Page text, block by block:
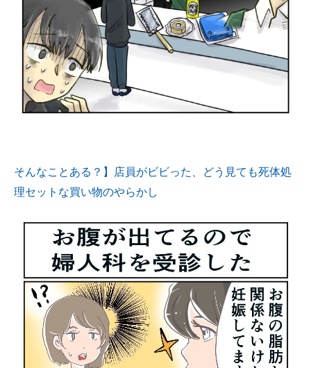
そんなことある？】店員がビビった、どう見ても死体処
理セットな買い物のやらかし